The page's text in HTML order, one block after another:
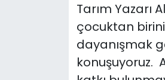
Tarım Yazarı
çocuktan
dayanışmak
konuşuyoruz.